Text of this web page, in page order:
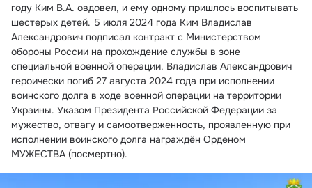
году Ким В.А. овдовел, и ему одному пришлось воспитывать
шестерых детей. 5 июля 2024 года Ким Владислав
Александрович подписал контракт с Министерством
обороны России на прохождение службы в зоне
специальной военной операции. Владислав Александрович
героически погиб 27 августа 2024 года при исполнении
воинского долга в ходе военной операции на территории
Украины. Указом Президента Российской Федерации за
мужество, отвагу и самоотверженность, проявленную при
исполнении воинского долга награждён Орденом
МУЖЕСТВА (посмертно).